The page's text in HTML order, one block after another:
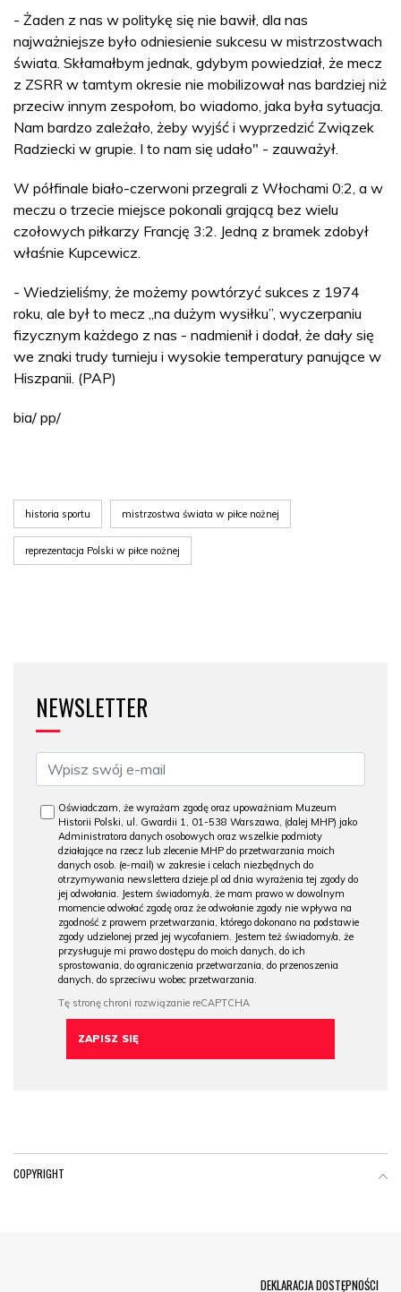
- Żaden z nas w politykę się nie bawił, dla nas
najważniejsze było odniesienie sukcesu w mistrzostwach
świata. Skłamałbym jednak, gdybym powiedział, że mecz
z ZSRR w tamtym okresie nie mobilizował nas bardziej niż
przeciw innym zespołom, bo wiadomo, jaka była sytuacja.
Nam bardzo zależało, żeby wyjść i wyprzedzić Związek
Radziecki w grupie. I to nam się udało" - zauważył.
W półfinale biało-czerwoni przegrali z Włochami 0:2, a w
meczu o trzecie miejsce pokonali grającą bez wielu
czołowych piłkarzy Francję 3:2. Jedną z bramek zdobył
właśnie Kupcewicz.
- Wiedzieliśmy, że możemy powtórzyć sukces z 1974
roku, ale był to mecz „na dużym wysiłku”, wyczerpaniu
fizycznym każdego z nas - nadmienił i dodał, że dały się
we znaki trudy turnieju i wysokie temperatury panujące w
Hiszpanii. (PAP)
bia/ pp/
historia sportu mistrzostwa świata w piłce nożnej
reprezentacja Polski w piłce nożnej
NEWSLETTER
Oświadczam, że wyrażam zgodę oraz upoważniam Muzeum
Historii Polski, ul. Gwardii 1, 01-538 Warszawa, (dalej MHP) jako
Administratora danych osobowych oraz wszelkie podmioty
działające na rzecz lub zlecenie MHP do przetwarzania moich
danych osob. (e-mail) w zakresie i celach niezbędnych do
otrzymywania newslettera dzieje.pl od dnia wyrażenia tej zgody do
jej odwołania. Jestem świadomy/a, że mam prawo w dowolnym
momencie odwołać zgodę oraz że odwołanie zgody nie wpływa na
zgodność z prawem przetwarzania, którego dokonano na podstawie
zgody udzielonej przed jej wycofaniem. Jestem też świadomy/a, że
przysługuje mi prawo dostępu do moich danych, do ich
sprostowania, do ograniczenia przetwarzania, do przenoszenia
danych, do sprzeciwu wobec przetwarzania.
COPYRIGHT
DEKLARACJA DOSTĘPNOŚCI